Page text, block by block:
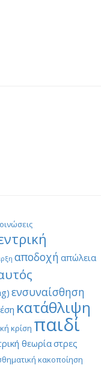
αποδοχή απώλεια
ενσυναίσθηση
κατάθλιψη
κρίση παιδί
θεωρίαστρες
κακοποίηση